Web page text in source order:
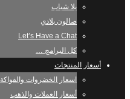
يلا شباب
صالون بلادي
Let’s Have a Chat
كل البرامج …
أسعار المنتجات
اسعار الخضروات والفواكة
أسعار العملات والذهب